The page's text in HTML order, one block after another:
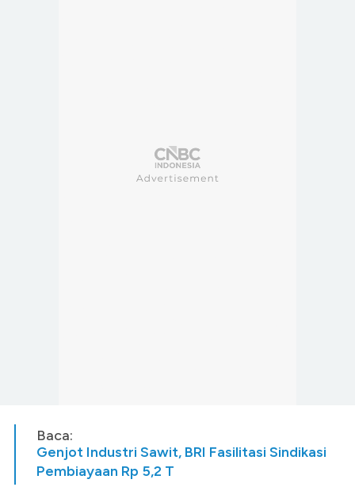
Baca:
Genjot Industri Sawit, BRI Fasilitasi Sindikasi
Pembiayaan Rp 5,2 T